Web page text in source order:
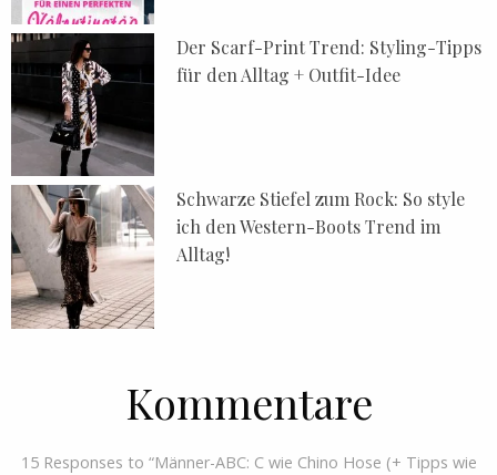
Der Scarf-Print Trend: Styling-Tipps
für den Alltag + Outfit-Idee
Schwarze Stiefel zum Rock: So style
ich den Western-Boots Trend im
Alltag!
Kommentare
15 Responses to “Männer-ABC: C wie Chino Hose (+ Tipps wie